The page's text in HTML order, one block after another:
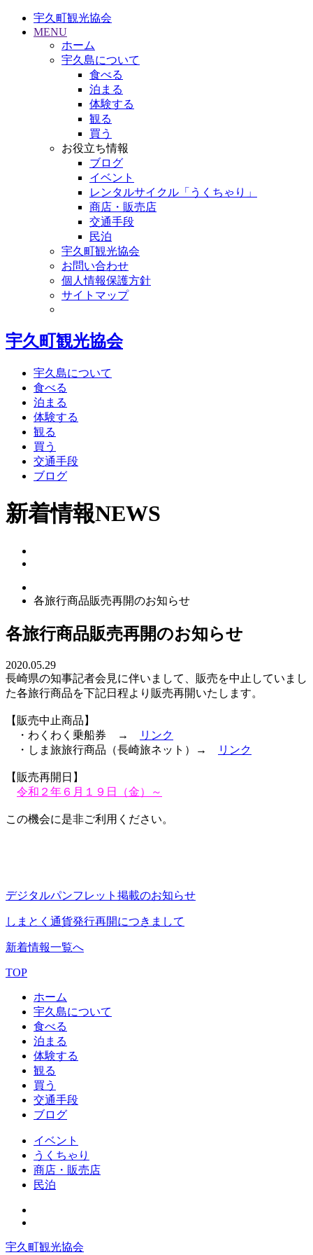
宇久町観光協会
MENU
ホーム
宇久島について
食べる
泊まる
体験する
観る
買う
お役立ち情報
ブログ
イベント
レンタルサイクル「うくちゃり」
商店・販売店
交通手段
民泊
宇久町観光協会
お問い合わせ
個人情報保護方針
サイトマップ
宇久町観光協会
宇久島について
食べる
泊まる
体験する
観る
買う
交通手段
ブログ
新着情報NEWS
各旅行商品販売再開のお知らせ
各旅行商品販売再開のお知らせ
2020.05.29
長崎県の知事記者会見に伴いまして、販売を中止していまし
た各旅行商品を下記日程より販売再開いたします。
【販売中止商品】
・わくわく乗船券 →
リンク
・しま旅旅行商品（長崎旅ネット）→
リンク
【販売再開日】
令和２年６月１９日（金）～
この機会に是非ご利用ください。
デジタルパンフレット掲載のお知らせ
しまとく通貨発行再開につきまして
新着情報一覧へ
TOP
ホーム
宇久島について
食べる
泊まる
体験する
観る
買う
交通手段
ブログ
イベント
うくちゃり
商店・販売店
民泊
宇久町観光協会